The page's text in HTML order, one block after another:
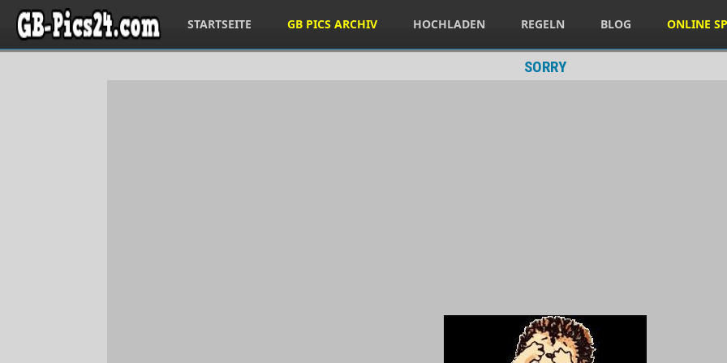
STARTSEITE GB PICS ARCHIV HOCHLADEN REGELN BLOG ONLINE
SORRY